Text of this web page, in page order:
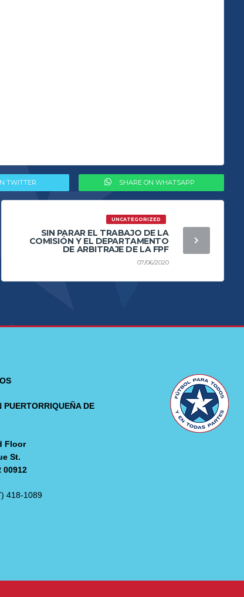
TWITTER SHARE ON WHATSAPP
UNCATEGORIZED
SIN PARAR EL TRABAJO DE LA
COMISIÓN Y EL DEPARTAMENTO
DE ARBITRAJE DE LA FPF
07/06/2020
PUERTORRIQUEÑA DE
Floor
St.
00912
418-1089